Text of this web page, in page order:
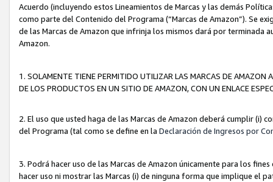
Acuerdo (incluyendo estos Lineamientos de Marcas y las demás
como parte del Contenido del Programa (“Marcas de Amazon”). Se
de las Marcas de Amazon que infrinja los mismos dará por terminada
Amazon.
1. SOLAMENTE TIENE PERMITIDO UTILIZAR LAS MARCAS DE
DE LOS PRODUCTOS EN UN SITIO DE AMAZON, CON UN ENLACE
2. El uso que usted haga de las Marcas de Amazon deberá cumplir (i)
del Programa (tal como se define en la Declaración de Ingresos por
3. Podrá hacer uso de las Marcas de Amazon únicamente para los
hacer uso ni mostrar las Marcas (i) de ninguna forma que implique el